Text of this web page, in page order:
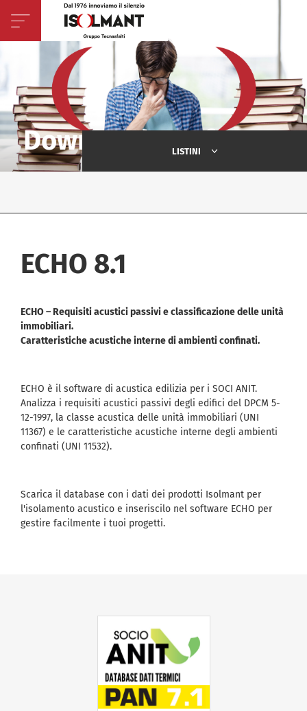
Download - Software
LISTINI
ECHO 8.1
ECHO – Requisiti acustici passivi e classificazione delle unità
immobiliari.
Caratteristiche acustiche interne di ambienti confinati.
ECHO è il software di acustica edilizia per i SOCI ANIT.
Analizza i requisiti acustici passivi degli edifici del DPCM 5-
12-1997, la classe acustica delle unità immobiliari (UNI
11367) e le caratteristiche acustiche interne degli ambienti
confinati (UNI 11532).
Scarica il database con i dati dei prodotti Isolmant per
l'isolamento acustico e inseriscilo nel software ECHO per
gestire facilmente i tuoi progetti.